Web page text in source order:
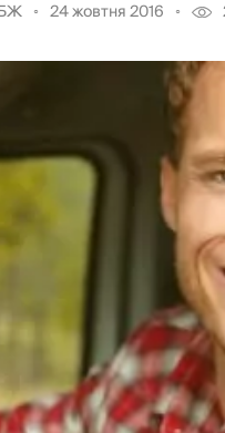
24 жовтня 2016